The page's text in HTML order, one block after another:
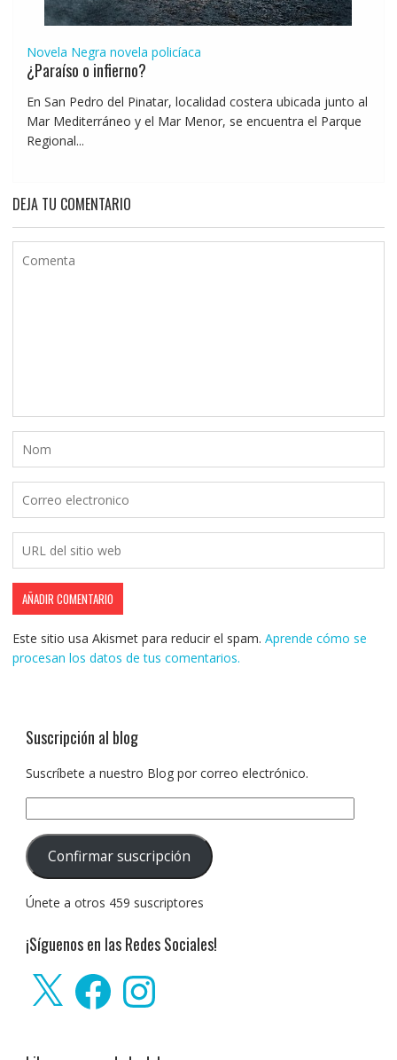
Novela Negra novela policíaca
¿Paraíso o infierno?
En San Pedro del Pinatar, localidad costera ubicada junto al
Mar Mediterráneo y el Mar Menor, se encuentra el Parque
Regional...
DEJA TU COMENTARIO
Este sitio usa Akismet para reducir el spam. Aprende cómo se
procesan los datos de tus comentarios.
Suscripción al blog
Suscríbete a nuestro Blog por correo electrónico.
de
correo
electrónico:
Confirmar suscripción
Únete a otros 459 suscriptores
¡Síguenos en las Redes Sociales!
FacebookInstagram